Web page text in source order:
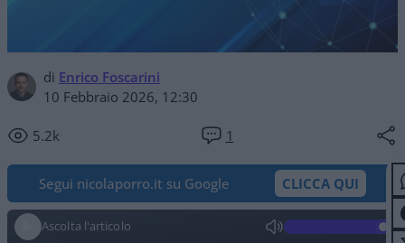
di Enrico Foscarini
10 Febbraio 2026, 12:30
5.2k 1
Segui nicolaporro.it su Google CLICCA QUI
Ascolta l'articolo